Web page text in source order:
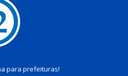
para prefeituras!